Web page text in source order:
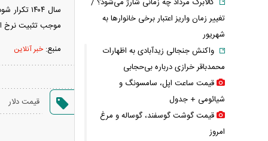
سال ۱۴۰۴
موجب تثبیت نرخ
منبع: خبر آنلاین
قیمت دلار
تغییر زمان واریز اعتبار برخی خانوارها به
شهریور
واکنش جنجالی زیدآبادی به اظهارات
محمدباقر خرازی درباره بی‌حجابی
قیمت ساعت اپل، سامسونگ و
شیائومی + جدول
قیمت گوشت گوسفند، گوساله و مرغ
امروز